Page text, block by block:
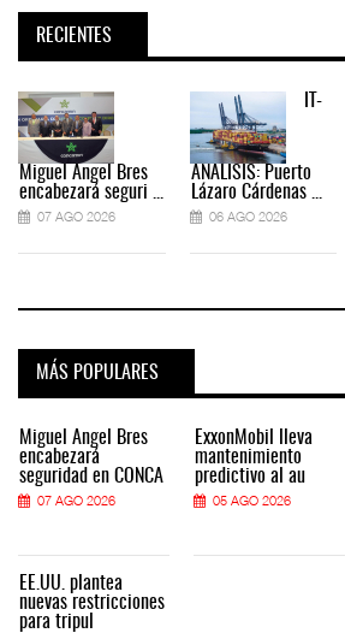
RECIENTES
Miguel Ángel Bres
encabezará seguri ...
07 AGO 2026
IT-
ANÁLISIS: Puerto
Lázaro Cárdenas ...
06 AGO 2026
MÁS POPULARES
Miguel Ángel Bres
encabezará
seguridad en CONCA
07 AGO 2026
EE.UU. plantea
nuevas restricciones
para tripul
ExxonMobil lleva
mantenimiento
predictivo al au
05 AGO 2026